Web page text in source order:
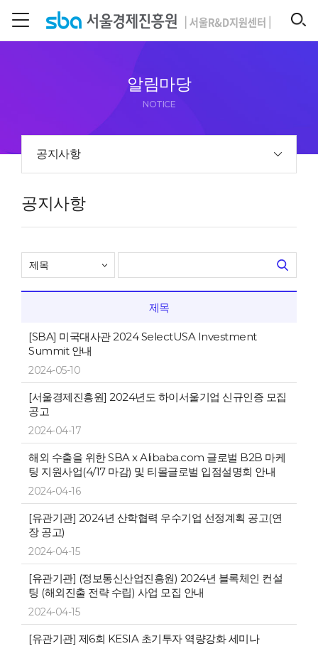
SEARCH
알림마당
NOTICE
공지사항
공지사항
제목
[SBA] 미국대사관 2024 SelectUSA Investment
Summit 안내
2024-05-10
[서울경제진흥원] 2024년도 하이서울기업 신규인증 모집
공고
2024-04-17
해외 수출을 위한 SBA x Alibaba.com 글로벌 B2B 마케
팅 지원사업(4/17 마감) 및 티몰글로벌 입점설명회 안내
2024-04-16
[유관기관] 2024년 산학협력 우수기업 선정계획 공고(연
장 공고)
2024-04-15
[유관기관] (정보통신산업진흥원) 2024년 블록체인 컨설
팅 (해외진출 전략 수립) 사업 모집 안내
2024-04-15
[유관기관] 제6회 KESIA 초기투자 역량강화 세미나